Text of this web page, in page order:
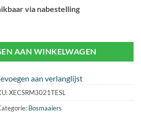
via nabestelling
AAN WINKELWAGEN
aan verlanglijst
XECSRM3021TESL
Bosmaaiers